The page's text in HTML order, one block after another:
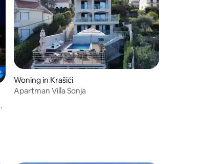
Woning in Krašići
Apartman Villa Sonja